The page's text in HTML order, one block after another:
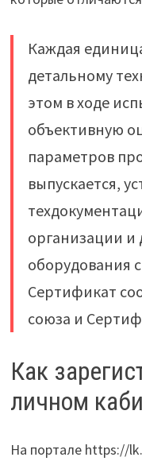
Каждая
детальному
этом в ходе
объективную
параметров
выпускается,
организации и
оборудования
Сертификат
союза и
Как
личном
На портале https://